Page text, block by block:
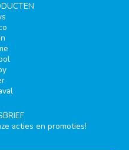
acties en promoties!